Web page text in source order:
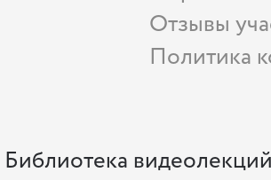
Отзывы
Политика
Библиотека видеолекций